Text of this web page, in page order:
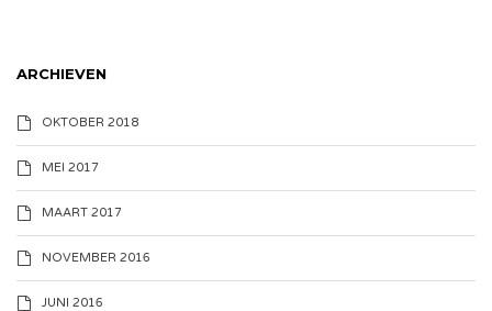
ARCHIEVEN
OKTOBER 2018
MEI 2017
MAART 2017
NOVEMBER 2016
JUNI 2016